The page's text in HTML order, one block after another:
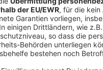
ersten Mal in
Im
einen
VfL im
Weißen